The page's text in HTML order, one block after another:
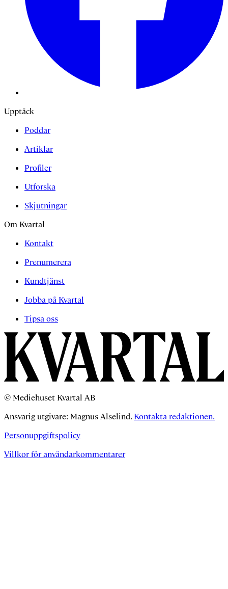
Upptäck
Poddar
Artiklar
Profiler
Utforska
Skjutningar
Om Kvartal
Kontakt
Prenumerera
Kundtjänst
Jobba på Kvartal
Tipsa oss
© Mediehuset Kvartal AB
Ansvarig utgivare: Magnus Alselind. Kontakta redaktionen.
Personuppgiftspolicy
Villkor för användarkommentarer